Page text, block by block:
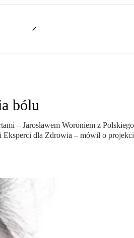
bólu
– Jarosławem Woroniem z
dla Zdrowia – mówił o